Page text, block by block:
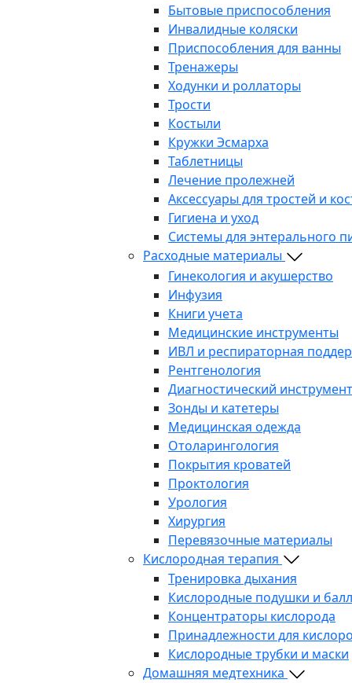
Бытовые приспособления
Инвалидные коляски
Приспособления для ванны
Тренажеры
Ходунки и роллаторы
Трости
Костыли
Кружки Эсмарха
Таблетницы
Лечение пролежней
Аксессуары для тростей и
Гигиена и уход
Системы для энтерального
Расходные материалы
Гинекология и акушерство
Инфузия
Книги учета
Медицинские инструменты
ИВЛ и респираторная
Рентгенология
Диагностический инструмент
Зонды и катетеры
Медицинская одежда
Отоларингология
Покрытия кроватей
Проктология
Урология
Хирургия
Перевязочные материалы
Кислородная терапия
Тренировка дыхания
Кислородные подушки и
Концентраторы кислорода
Принадлежности для
Кислородные трубки и маски
Домашняя медтехника